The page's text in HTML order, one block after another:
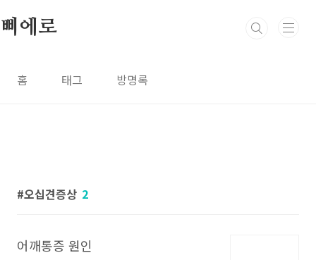
삐에로
홈 태그 방명록
오십견증상 2
어깨통증 원인